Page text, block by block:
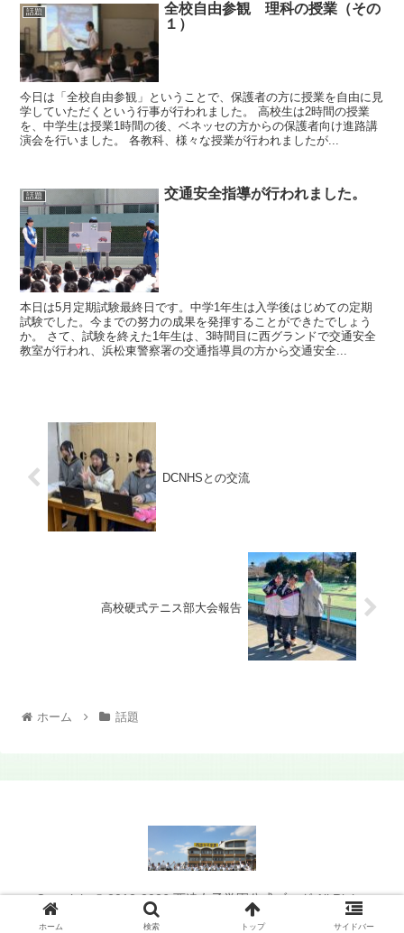
話題
全校自由参観 理科の授業（その
１）
今日は「全校自由参観」ということで、保護者の方に授業を自由に見
学していただくという行事が行われました。 高校生は2時間の授業
を、中学生は授業1時間の後、ベネッセの方からの保護者向け進路講
演会を行いました。 各教科、様々な授業が行われましたが...
話題 交通安全指導が行われました。
本日は5月定期試験最終日です。中学1年生は入学後はじめての定期
試験でした。今までの努力の成果を発揮することができたでしょう
か。 さて、試験を終えた1年生は、3時間目に西グランドで交通安全
教室が行われ、浜松東警察署の交通指導員の方から交通安全...
DCNHSとの交流
高校硬式テニス部大会報告
ホーム 話題
Copyright © 2012-2026 西遠女子学園公式ブログ All Rights
ホーム 検索 トップ サイドバー